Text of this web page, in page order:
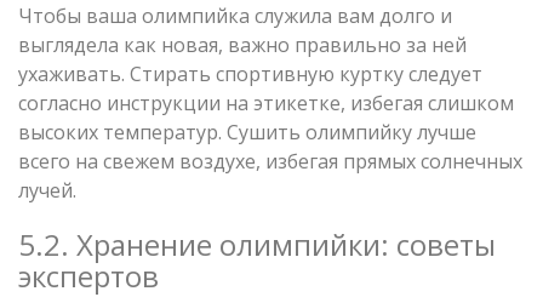
Чтобы ваша олимпийка служила вам долго и
выглядела как новая, важно правильно за ней
ухаживать. Стирать спортивную куртку следует
согласно инструкции на этикетке, избегая слишком
высоких температур. Сушить олимпийку лучше
всего на свежем воздухе, избегая прямых солнечных
лучей.
5.2. Хранение олимпийки: советы
экспертов